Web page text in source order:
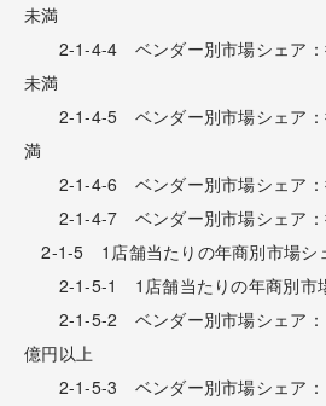
未満
2-1-4-4 ベンダー別市場シェア：
未満
2-1-4-5 ベンダー別市場シェア：
満
2-1-4-6 ベンダー別市場シェア：
2-1-4-7 ベンダー別市場シェア：
2-1-5 1店舗当たりの年商別市場シ
2-1-5-1 1店舗当たりの年商別市
2-1-5-2 ベンダー別市場シェア：
億円以上
2-1-5-3 ベンダー別市場シェア：